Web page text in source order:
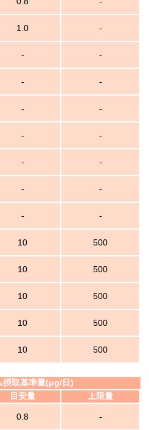
1.0 -
- -
- -
- -
- -
- -
- -
- -
10 500
10 500
10 500
10 500
10 500
摂取基準量(μg/日)
目安量 上限量
0.8 -